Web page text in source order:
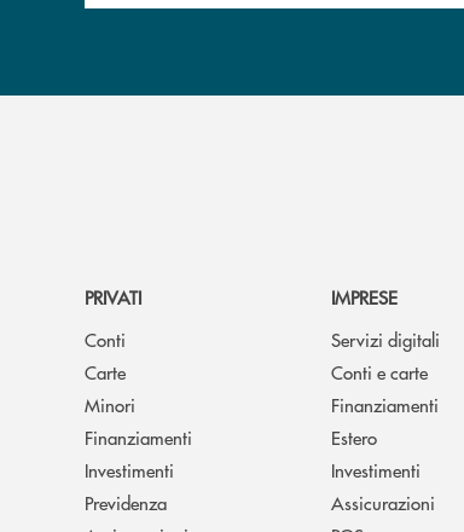
PRIVATI
Conti
Carte
Minori
Finanziamenti
Investimenti
Previdenza
IMPRESE
Servizi digitali
Conti e carte
Finanziamenti
Estero
Investimenti
Assicurazioni